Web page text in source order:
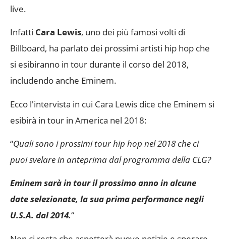
live.
Infatti Cara Lewis, uno dei più famosi volti di
Billboard, ha parlato dei prossimi artisti hip hop che
si esibiranno in tour durante il corso del 2018,
includendo anche Eminem.
Ecco l'intervista in cui Cara Lewis dice che Eminem si
esibirà in tour in America nel 2018:
“Quali sono i prossimi tour hip hop nel 2018 che ci
puoi svelare in anteprima dal programma della CLG?
Eminem sarà in tour il prossimo anno in alcune
date selezionate, la sua prima performance negli
U.S.A. dal 2014.“